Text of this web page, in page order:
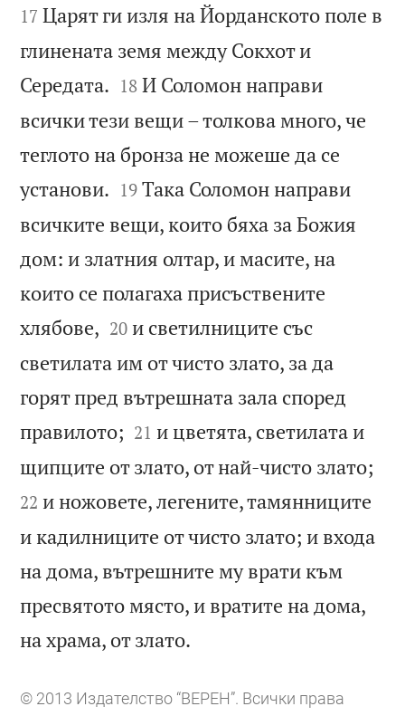
17 Царят ги изля на Йорданското поле в
глинената земя между Сокхот и
Середата. 

18 И Соломон направи
всички тези вещи – толкова много, че
теглото на бронза не можеше да се
установи. 

19 Така Соломон направи
всичките вещи, които бяха за Божия
дом: и златния олтар, и масите, на
които се полагаха присъствените
хлябове, 

20 и светилниците със
светилата им от чисто злато, за да
горят пред вътрешната зала според
правилото; 

21 и цветята, светилата и
щипците от злато, от най-чисто злато;
22 и ножовете, легените, тамянниците
и кадилниците от чисто злато; и входа
на дома, вътрешните му врати към
пресвятото място, и вратите на дома,
на храма, от злато.
© 2013 Издателство “ВЕРЕН”. Всички права